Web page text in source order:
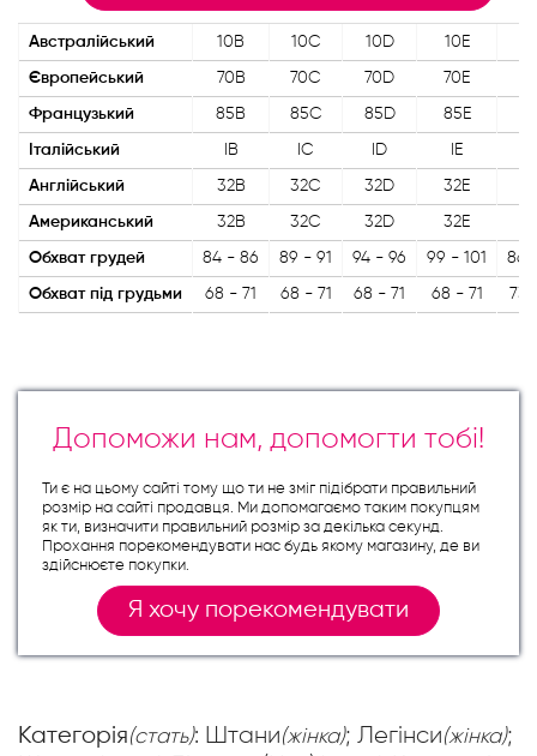
Австралійський 10B 10C 10D 10E
Європейський 70B 70C 70D 70E
Французький 85B 85C 85D 85E
Італійський IB IC ID IE
Англійський 32B 32C 32D 32E
Американський 32B 32C 32D 32E
Обхват грудей 84 - 86 89 - 91 94 - 96 99 - 101 86
Обхват під грудьми 68 - 71 68 - 71 68 - 71 68 - 71 73
Допоможи нам, допомогти тобі!
Ти є на цьому сайті тому що ти не зміг підібрати правильний
розмір на сайті продавця. Ми допомагаємо таким покупцям
як ти, визначити правильний розмір за декілька секунд.
Прохання порекомендувати нас будь якому магазину, де ви
здійснюєте покупки.
Я хочу порекомендувати
Категорія(стать): Штани(жінка); Легінси(жінка);